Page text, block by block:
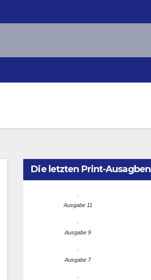
Die letzten Print-Ausagben
Ausgabe 11
Ausgabe 9
Ausgabe 7